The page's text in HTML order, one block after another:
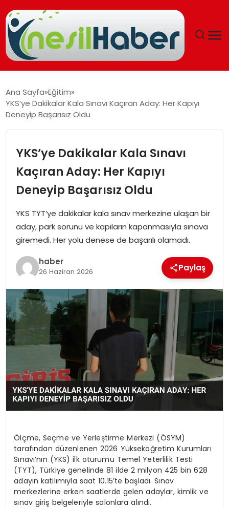
GÜNCEL
SOSYAL HABER
SPOR
EKONOMI
MAGAZIN
TEKNOLOJI
Ana Sayfa Eğitim
YKS’ye Dakikalar Kala Sınavı Kaçıran Aday: Her Kapıyı
Deneyip Başarısız Oldu
YKS’ye Dakikalar Kala Sınavı
Kaçıran Aday: Her Kapıyı
Deneyip Başarısız Oldu
YKS TYT’ye dakikalar kala sınav merkezine ulaşan bir
aday, park sorunu ve kapıların kapanmasıyla sınava
giremedi. Her yolu denese de başarılı olamadı.
haber
26 Haziran 2026 Paylaş
Ölçme, Seçme ve Yerleştirme Merkezi (ÖSYM)
tarafından düzenlenen 2026 Yükseköğretim Kurumları
Sınavı’nın (YKS) ilk oturumu Temel Yeterlilik Testi
(TYT), Türkiye genelinde 81 ilde 2 milyon 425 bin 628
adayın katılımıyla saat 10.15’te başladı. Sınav
merkezlerine erken saatlerde gelen adaylar, kimlik ve
sınav giriş belgeleriyle salonlara alındı.